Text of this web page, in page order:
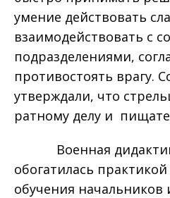
умение действовать
взаимодействовать с
подразделениями,
противостоять врагу.
утверждали, что
ратному делу и
Военная дидактика
обогатилась
обучения